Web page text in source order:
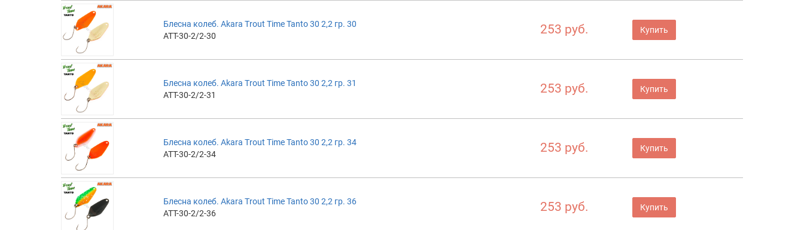
Блесна колеб. Akara Trout Time Tanto 30 2,2 гр. 30
ATT-30-2/2-30
253 руб. Купить
Блесна колеб. Akara Trout Time Tanto 30 2,2 гр. 31
ATT-30-2/2-31
253 руб. Купить
Блесна колеб. Akara Trout Time Tanto 30 2,2 гр. 34
ATT-30-2/2-34
253 руб. Купить
Блесна колеб. Akara Trout Time Tanto 30 2,2 гр. 36
ATT-30-2/2-36
253 руб. Купить